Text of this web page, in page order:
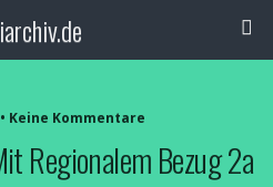
Keine Kommentare
Regionalem Bezug 2a